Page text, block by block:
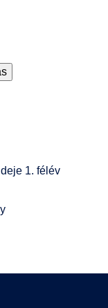
segédlet
1. félév